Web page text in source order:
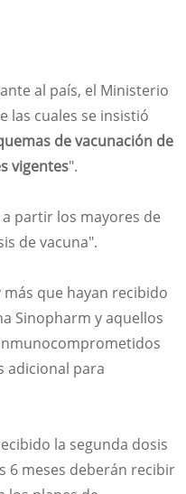
al país, el Ministerio
las cuales se insistió
de vacunación de
vigentes".
partir los mayores de
de vacuna".
que hayan recibido
Sinopharm y aquellos
adicional para
la segunda dosis
6 meses deberán recibir